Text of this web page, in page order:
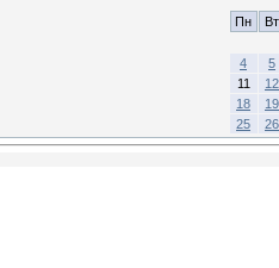
Пн Вт
4
5
11
12
18
19
25
26